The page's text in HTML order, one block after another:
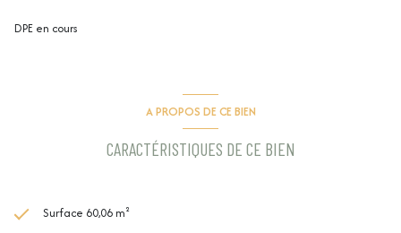
DPE en cours
A PROPOS DE CE BIEN
CARACTÉRISTIQUES DE CE BIEN
Surface 60,06 m²